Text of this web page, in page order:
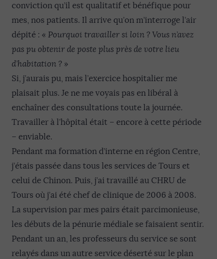
conviction qu’il est qualitatif et bénéfique pour
mes, nos patients. Il arrive qu’on m’interroge l’air
dépité : « Pourquoi travailler si loin ?Vous n’avez
pas pu obtenir de poste plus près de votre lieu
d’habitation ? »
Si, j’aurais pu, mais l’exercice hospitalier me
plaisait plus. Je ne me voyais pas en libéral à
enchaîner des consultations toute la journée.
Travailler à l’hôpital était – encore à cette période
– enviable.
Pendant ma formation d’interne en région Centre,
j’étais passée dans tous les services de Tours et
celui de Chinon. Puis, j’ai travaillé au CHRU de
Tours où j’ai été chef de clinique de 2006 à 2008.
La supervision par mes pairs était parcimonieuse,
les débuts de la pénurie médiale se faisaient sentir.
Pendant un an, les professeurs du service se sont
relayés dans un autre service déserté sur le plan